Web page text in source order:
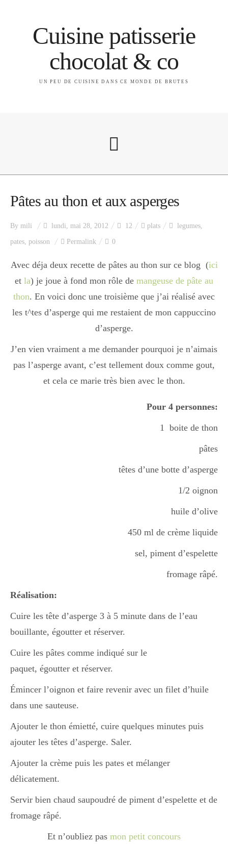
Cuisine patisserie
chocolat & co
UN PEU DE CUISINE DANS CE MONDE DE BRUTES
Index des recettes
Catégories
Entrée
plats
Boisson chaudes
Mes amis en cuisine
Recettes Végétariennes
Resto
Semaines Spéciales
cupcake
apéro
Pâtes au thon et aux asperges
By mili lundi, mai 28, 2012 12 plats legumes,
pates, poisson Permalink 0
Avec déja deux recette de pâtes au thon sur ce blog (ici
et la) je joue à fond mon rôle de mangeuse de pâte au
thon. En voici donc une troisième que j’ai réalisé avec
les t^tes d’asperge qui me restaient de mon cappuccino
d’asperge.
J’en vien vraiment a me demander pourquoi je n’aimais
pas l’asperge avant, c’est tellement doux comme gout,
et cela ce marie très bien avec le thon.
Pour 4 personnes:
1 boite de thon
pâtes
têtes d’une botte d’asperge
1/2 oignon
huile d’olive
450 ml de crème liquide
sel, piment d’espelette
fromage râpé.
Réalisation:
Cuire les tête d’asperge 3 à 5 minute dans de l’eau
bouillante, égoutter et réserver.
Cuire les pâtes comme indiqué sur le
paquet, égoutter et réserver.
Émincer l’oignon et faire revenir avec un filet d’huile
dans une sauteuse.
Ajouter le thon émietté, cuire quelques minutes puis
ajouter les têtes d’asperge. Saler.
Ajouter la crème puis les pates et mélanger
délicatement.
Servir bien chaud saupoudré de piment d’espelette et de
fromage râpé.
Et n’oubliez pas mon petit concours